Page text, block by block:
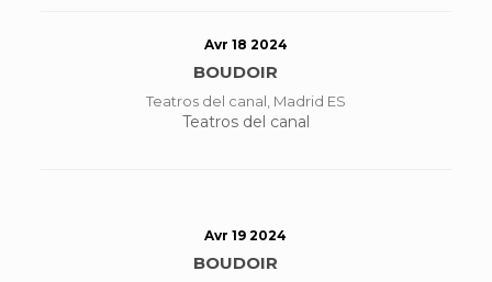
Avr 18 2024
BOUDOIR
Teatros del canal, Madrid ES
Teatros del canal
Avr 19 2024
BOUDOIR